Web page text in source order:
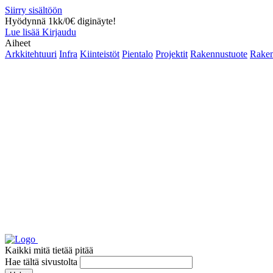
Siirry sisältöön
Hyödynnä 1kk/0€ diginäyte!
Lue lisää Kirjaudu
Aiheet
Arkkitehtuuri Infra Kiinteistöt Pientalo Projektit Rakennustuote
Kaikki mitä tietää pitää
Hae tältä sivustolta